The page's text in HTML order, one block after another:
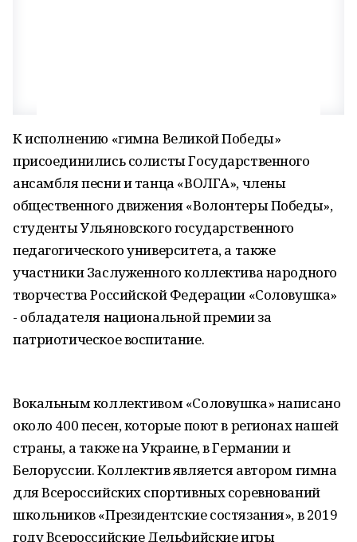
К исполнению «гимна Великой Победы»
присоединились солисты Государственного
ансамбля песни и танца «ВОЛГА», члены
общественного движения «Волонтеры Победы»,
студенты Ульяновского государственного
педагогического университета, а также
участники Заслуженного коллектива народного
творчества Российской Федерации «Соловушка»
- обладателя национальной премии за
патриотическое воспитание.
Вокальным коллективом «Соловушка» написано
около 400 песен, которые поют в регионах нашей
страны, а также на Украине, в Германии и
Белоруссии. Коллектив является автором гимна
для Всероссийских спортивных соревнований
школьников «Президентские состязания», в 2019
году Всероссийские Дельфийские игры